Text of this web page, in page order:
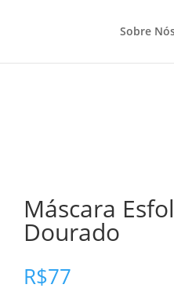
Sobre
Máscara
Dourado
R$77